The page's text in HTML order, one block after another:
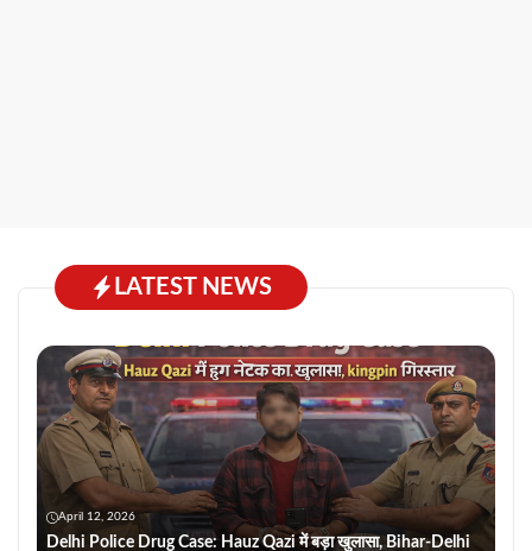
LATEST NEWS
April 12, 2026
Delhi Police Drug Case: Hauz Qazi में बड़ा खुलासा, Bihar-Delhi